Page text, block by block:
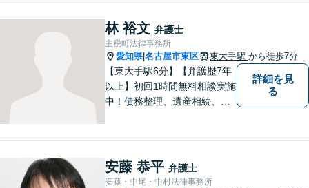
故など、幅広く対応可能。
【夜間／休日対応可能】お悩
みの方はどうぞお気軽にご相
談ください。
林 裕文 弁護士
主税町法律事務所
愛知県|名古屋市東区 東大手駅 から徒歩7分
【東大手駅6分】【弁護歴7年
以上】初回1時間無料相談実施
中！債務整理、遺産相続、離
まずはお気軽にご相談くださ
い！【駐車場近く】
詳細を見
る
安藤 恭平 弁護士
安藤・中尾・中村法律事務所